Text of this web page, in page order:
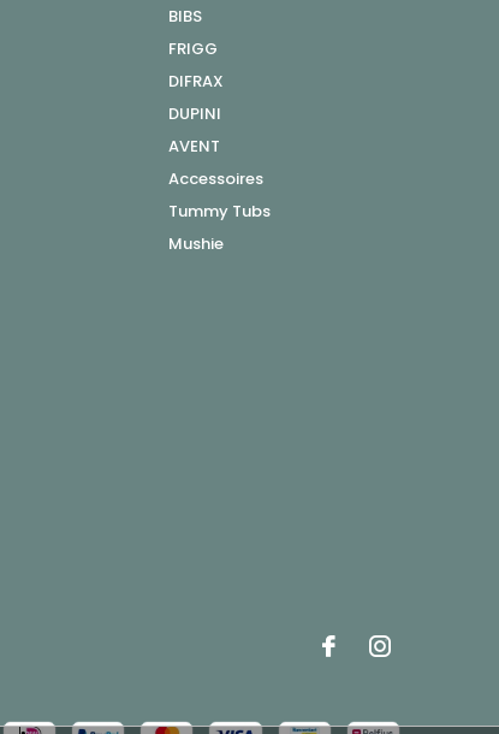
BIBS
FRIGG
DIFRAX
DUPINI
AVENT
Accessoires
Tummy Tubs
Mushie